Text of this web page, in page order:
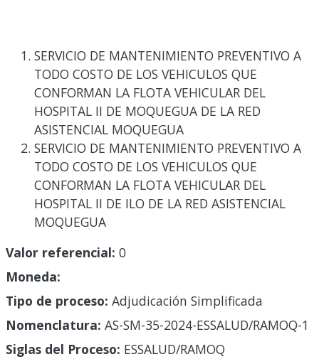
SERVICIO DE MANTENIMIENTO PREVENTIVO A
TODO COSTO DE LOS VEHICULOS QUE
CONFORMAN LA FLOTA VEHICULAR DEL
HOSPITAL II DE MOQUEGUA DE LA RED
ASISTENCIAL MOQUEGUA
SERVICIO DE MANTENIMIENTO PREVENTIVO A
TODO COSTO DE LOS VEHICULOS QUE
CONFORMAN LA FLOTA VEHICULAR DEL
HOSPITAL II DE ILO DE LA RED ASISTENCIAL
MOQUEGUA
Valor referencial: 0
Moneda:
Tipo de proceso: Adjudicación Simplificada
Nomenclatura: AS-SM-35-2024-ESSALUD/RAMOQ-1
Siglas del Proceso: ESSALUD/RAMOQ